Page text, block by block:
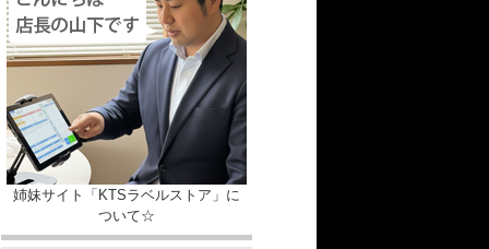
姉妹サイト「KTSラベルストア」に
ついて☆